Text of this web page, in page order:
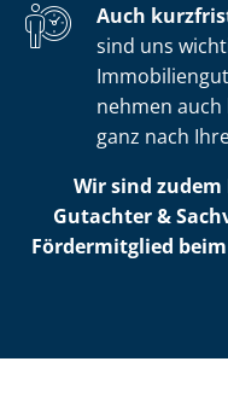
Auch
sind uns
nehmen
ganz nach
Wir sind
Gutachter &
Fördermitglied